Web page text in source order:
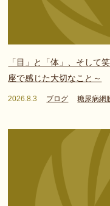
「目」と「体」、そして
座で感じた大切なこと～
2026.8.3 ブログ 糖尿病網